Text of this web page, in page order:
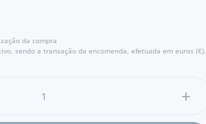
da compra
sendo a transação da encomenda, efetuada em euros (€).